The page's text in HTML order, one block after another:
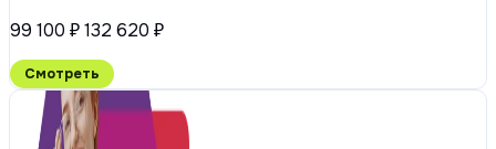
99 100 ₽132 620 ₽
Смотреть